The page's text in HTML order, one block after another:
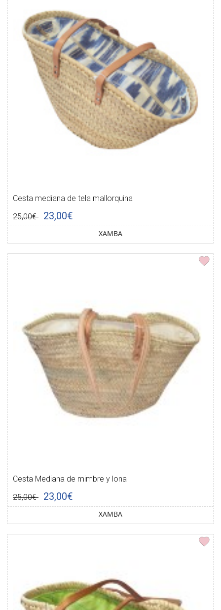
Cesta mediana de tela mallorquina
25,00€ 23,00€
XAMBA
Cesta Mediana de mimbre y lona
25,00€ 23,00€
XAMBA